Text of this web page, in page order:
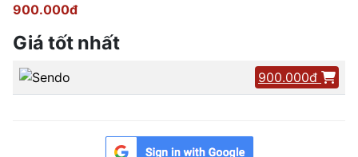
900.000đ
Giá tốt nhất
900.000đ